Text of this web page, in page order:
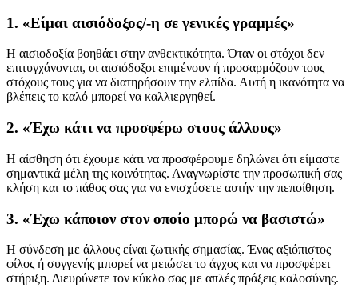
1. «Είμαι αισιόδοξος/-η σε γενικές γραμμές»
Η αισιοδοξία βοηθάει στην ανθεκτικότητα. Όταν οι στόχοι δεν
επιτυγχάνονται, οι αισιόδοξοι επιμένουν ή προσαρμόζουν τους
στόχους τους για να διατηρήσουν την ελπίδα. Αυτή η ικανότητα να
βλέπεις το καλό μπορεί να καλλιεργηθεί.
2. «Έχω κάτι να προσφέρω στους άλλους»
Η αίσθηση ότι έχουμε κάτι να προσφέρουμε δηλώνει ότι είμαστε
σημαντικά μέλη της κοινότητας. Αναγνωρίστε την προσωπική σας
κλήση και το πάθος σας για να ενισχύσετε αυτήν την πεποίθηση.
3. «Έχω κάποιον στον οποίο μπορώ να βασιστώ»
Η σύνδεση με άλλους είναι ζωτικής σημασίας. Ένας αξιόπιστος
φίλος ή συγγενής μπορεί να μειώσει το άγχος και να προσφέρει
στήριξη. Διευρύνετε τον κύκλο σας με απλές πράξεις καλοσύνης.